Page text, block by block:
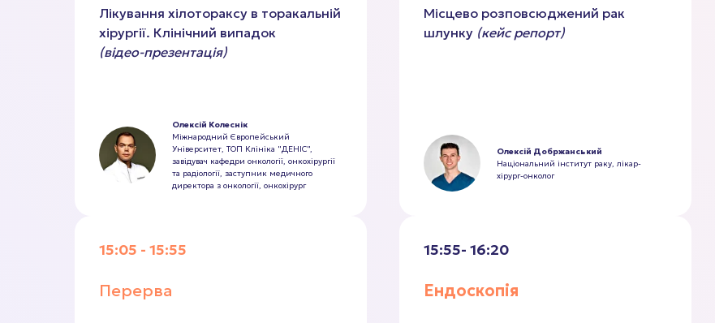
Лікування хілотораксу в торакальній
хірургії. Клінічний випадок
(відео-презентація)
Олексій Колеснік
Міжнародний Європейський
Університет, ТОП Клініка "ДЕНІС",
завідувач кафедри онкології, онкохірургії
та радіології, заступник медичного
директора з онкології, онкохірург
Місцево розповсюджений рак
шлунку (кейс репорт)
Олексій Добржанський
Національний інститут раку, лікар-
хірург-онколог
15:05 - 15:55
Перерва
15:55- 16:20
Ендоскопія